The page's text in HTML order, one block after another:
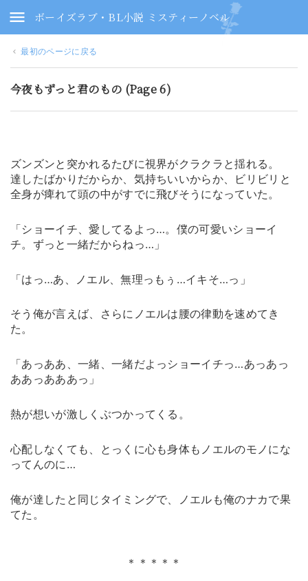
ボーイズラブ・BL小説 ミスティーノベル
最初のページに戻る
今夜もずっと君のもの (Page 6)
ズンズンと突かれるたびに視界がクラクラと揺れる。
達したばかりだからか、気持ちいいからか、ビリビリと
全身が痺れて頭の中がすでに飛びそうになっていた。
「ショーイチ、愛してるよっ…。僕の可愛いショーイ
チ。ずっと一緒だからねっ…」
「はっ…あ、ノエル、無理っもぅ…イキそ…っ」
そう俺が言えば、さらにノエルは腰の律動を速めてき
た。
「あっああ、一緒、一緒だよっショーイチっ…あっあっ
ああっあああっ」
熱が想いが激しくぶつかってくる。
心配しなくても、とっくに心も身体もノエルのモノにな
ってんのに…
俺が達したと同じタイミングで、ノエルも俺のナカで果
てた。
＊＊＊＊＊